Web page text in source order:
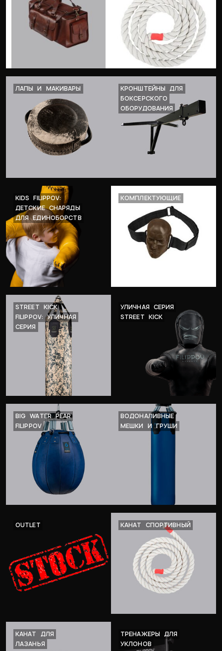
ЛАПЫ И МАКИВАРЫ КРОНШТЕЙНЫ ДЛЯ
БОКСЕРСКОГО
ОБОРУДОВАНИЯ
KIDS FILIPPOV:
ДЕТСКИЕ СНАРЯДЫ
ДЛЯ ЕДИНОБОРСТВ
КОМПЛЕКТУЮЩИЕ
STREET KICK
FILIPPOV: УЛИЧНАЯ
СЕРИЯ
УЛИЧНАЯ СЕРИЯ
STREET KICK
BIG WATER PEAR
FILIPPOV
ВОДОНАЛИВНЫЕ
МЕШКИ И ГРУШИ
OUTLET КАНАТ СПОРТИВНЫЙ
КАНАТ ДЛЯ
ЛАЗАНЬЯ
ТРЕНАЖЕРЫ ДЛЯ
УКЛОНОВ